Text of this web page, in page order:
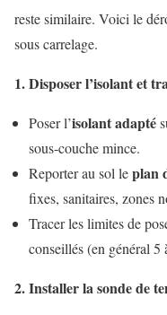
reste similaire. Voici le
sous carrelage.
1. Disposer l’isolant et
Poser l’isolant adapté
sous‑couche mince.
Reporter au sol leplan
fixes, sanitaires, zones
Tracer les limites de
conseillés (en général 5
2. Installer la sonde de